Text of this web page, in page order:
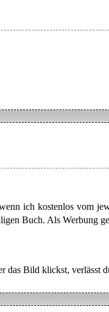
ich kostenlos vom
Buch. Als Werbung
das Bild klickst, verlässt